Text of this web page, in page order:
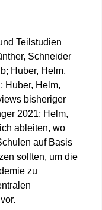
Teilstudien
Schneider
Huber, Helm,
Huber, Helm,
bisheriger
2021; Helm,
ableiten, wo
auf Basis
sollten, um die
zu